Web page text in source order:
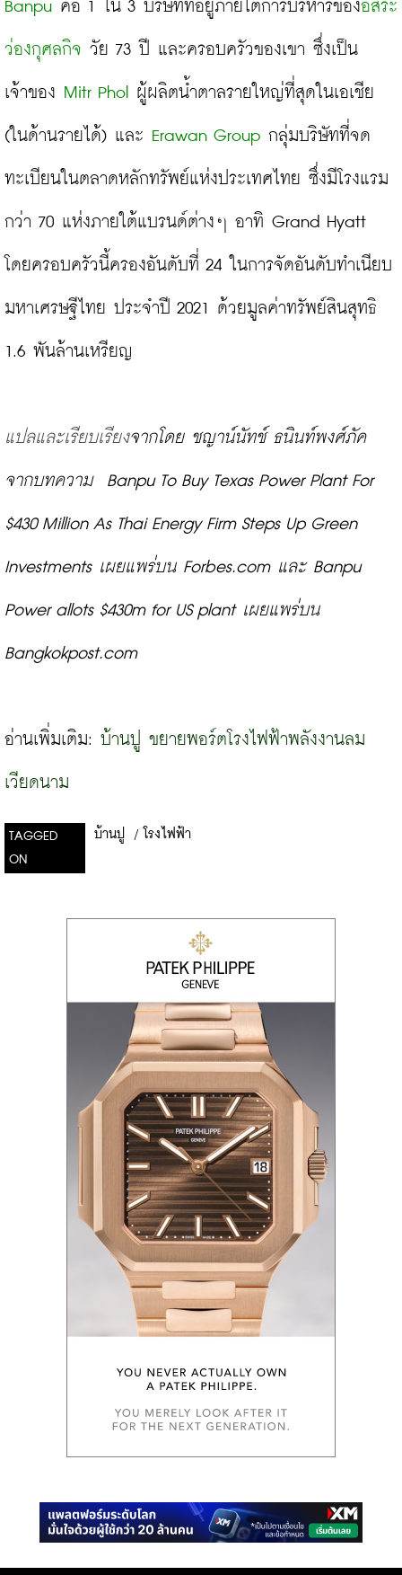
Banpu คือ 1 ใน 3 บริษัทที่อยู่ภายใต้การบริหารของอิสระ
ว่องกุศลกิจ วัย 73 ปี และครอบครัวของเขา ซึ่งเป็น
เจ้าของ Mitr Phol ผู้ผลิตน้ำตาลรายใหญ่ที่สุดในเอเชีย
(ในด้านรายได้) และ Erawan Group กลุ่มบริษัทที่จด
ทะเบียนในตลาดหลักทรัพย์แห่งประเทศไทย ซึ่งมีโรงแรม
กว่า 70 แห่งภายใต้แบรนด์ต่างๆ อาทิ Grand Hyatt
โดยครอบครัวนี้ครองอันดับที่ 24 ในการจัดอันดับทำเนียบ
มหาเศรษฐีไทย ประจำปี 2021 ด้วยมูลค่าทรัพย์สินสุทธิ
1.6 พันล้านเหรียญ
แปลและเรียบเรียงจากโดย ชญาน์นัทช์ ธนินท์พงศ์ภัค
จากบทความ  Banpu To Buy Texas Power Plant For
$430 Million As Thai Energy Firm Steps Up Green
Investments เผยแพร่บน Forbes.com และ Banpu
Power allots $430m for US plant เผยแพร่บน
Bangkokpost.com
อ่านเพิ่มเติม: บ้านปู ขยายพอร์ตโรงไฟฟ้าพลังงานลม
เวียดนาม
TAGGED
ON
บ้านปู / โรงไฟฟ้า